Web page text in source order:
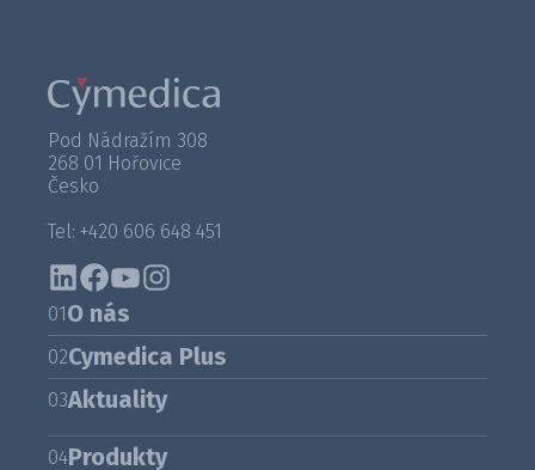
Pod Nádražím 308
268 01 Hořovice
Česko
Tel: +420 606 648 451
01O nás
02Cymedica Plus
03Aktuality
04Produkty